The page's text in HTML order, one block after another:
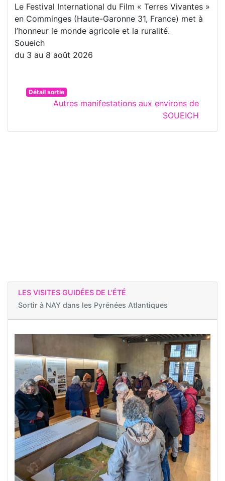
Le Festival International du Film « Terres Vivantes »
en Comminges (Haute-Garonne 31, France) met à
l’honneur le monde agricole et la ruralité.
Soueich
du 3 au 8 août 2026
Détail sortie
Autres manifestations aux environs de
SOUEICH
LES VISITES GUIDÉES DE L'ÉTÉ
Sortir à NAY dans les Pyrénées Atlantiques